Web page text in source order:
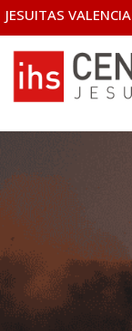
JESUITAS VALENCIA